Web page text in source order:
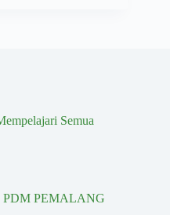
Semua
PEMALANG